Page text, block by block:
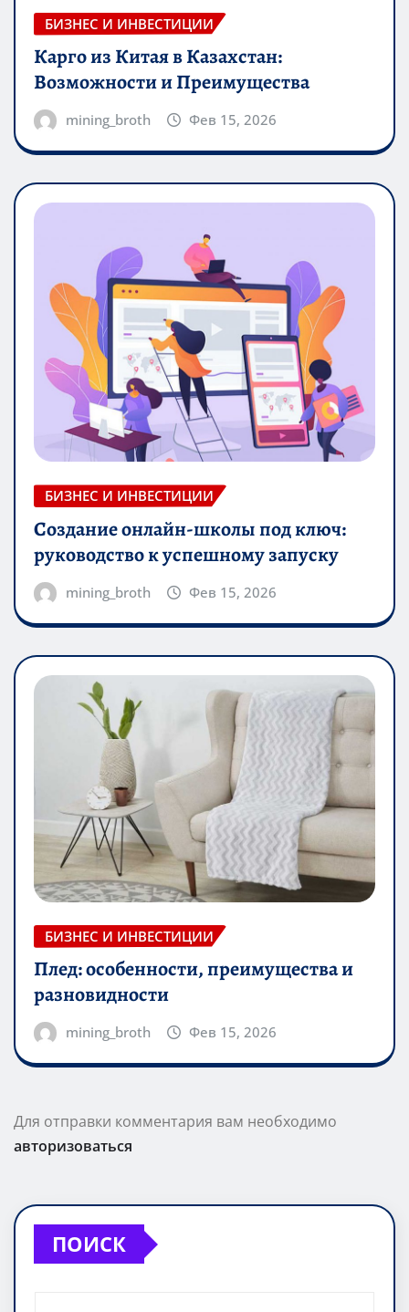
БИЗНЕС И ИНВЕСТИЦИИ
Карго из Китая в Казахстан:
Возможности и Преимущества
mining_broth Фев 15, 2026
БИЗНЕС И ИНВЕСТИЦИИ
Создание онлайн-школы под ключ:
руководство к успешному запуску
mining_broth Фев 15, 2026
БИЗНЕС И ИНВЕСТИЦИИ
Плед: особенности, преимущества и
разновидности
mining_broth Фев 15, 2026
Для отправки комментария вам необходимо
авторизоваться
ПОИСК